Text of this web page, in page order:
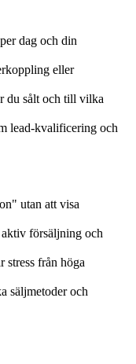
dag och din
eller
du sålt och till vilka
lead-kvalificering och
utan att visa
försäljning och
stress från höga
säljmetoder och